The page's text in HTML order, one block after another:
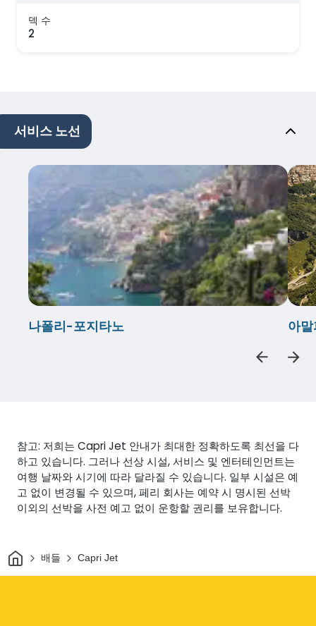
덱 수
2
서비스 노선
나폴리-포지타노 아
참고: 저희는 Capri Jet 안내가 최대한 정확하도록 최선을 다
하고 있습니다. 그러나 선상 시설, 서비스 및 엔터테인먼트는
여행 날짜와 시기에 따라 달라질 수 있습니다. 일부 시설은 예
고 없이 변경될 수 있으며, 페리 회사는 예약 시 명시된 선박
이외의 선박을 사전 예고 없이 운항할 권리를 보유합니다.
집 배들 Capri Jet